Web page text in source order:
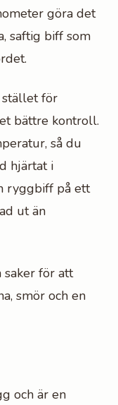
göra det
saftig biff som
stället för
bättre kontroll.
så du
hjärtat i
ryggbiff på ett
ut än
saker för att
smör och en
och är en